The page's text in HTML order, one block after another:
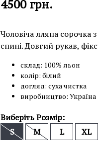
4500грн.
Чоловіча лляна сорочка
спині. Довгий рукав,
склад: 100% льон
колір: білий
догляд: суха чистка
виробництво: Україна
Виберіть Розмір:
S
M L XL